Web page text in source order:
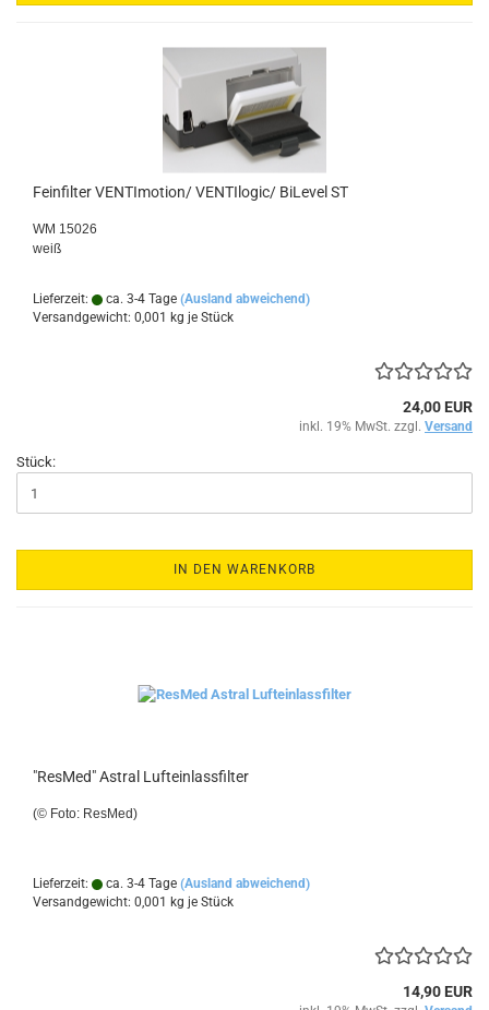
Feinfilter VENTImotion/ VENTIlogic/ BiLevel ST
WM 15026
weiß
Lieferzeit: ca. 3-4 Tage (Ausland abweichend)
Versandgewicht: 0,001 kg je Stück
24,00 EUR
inkl. 19% MwSt. zzgl. Versand
Stück:
IN DEN WARENKORB
"ResMed" Astral Lufteinlassfilter
(© Foto: ResMed)
Lieferzeit: ca. 3-4 Tage (Ausland abweichend)
Versandgewicht: 0,001 kg je Stück
14,90 EUR